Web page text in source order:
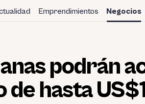
Emprendimientos Negocios
podrán
de hasta